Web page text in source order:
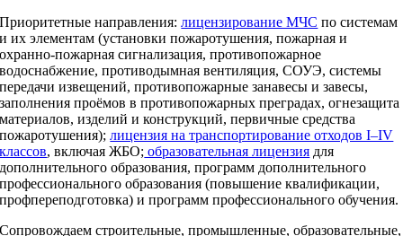
Приоритетные направления:лицензирование МЧС по системам
и их элементам (установки пожаротушения, пожарная и
охранно‑пожарная сигнализация, противопожарное
водоснабжение, противодымная вентиляция, СОУЭ, системы
передачи извещений, противопожарные занавесы и завесы,
заполнения проёмов в противопожарных преградах, огнезащита
материалов, изделий и конструкций, первичные средства
пожаротушения);лицензия на транспортирование отходов I–IV
классов, включая ЖБО; образовательная лицензия для
дополнительного образования, программ дополнительного
профессионального образования (повышение квалификации,
профпереподготовка) и программ профессионального обучения.
Сопровождаем строительные, промышленные, образовательные,